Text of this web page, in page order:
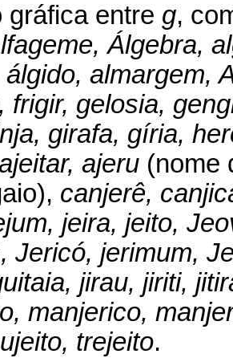
gráfica entre g,
Álgebra,
almargem,
frigir, gelosia,
girafa, gíria,
ajeru (nome
canjerê,
jeira, jeito,
Jericó, jerimum,
jirau, jiriti,
manjerico,
trejeito.